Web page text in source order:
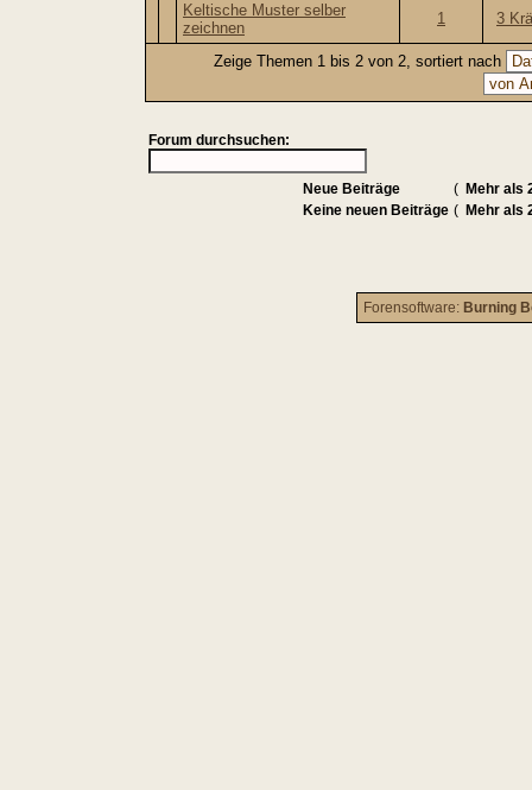
Keltische Muster selber
zeichnen
1 3
Zeige Themen 1 bis 2 von 2, sortiert nach
Forum durchsuchen:
Neue Beiträge ( Mehr als
Keine neuen Beiträge ( Mehr als
Forensoftware: Burning